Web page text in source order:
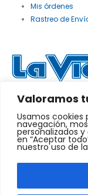
Valoramos
Usamos cookies
navegación,
personalizados
en “Aceptar
nuestro uso de
Mis órdenes
Rastreo de
© Copyright 2025.